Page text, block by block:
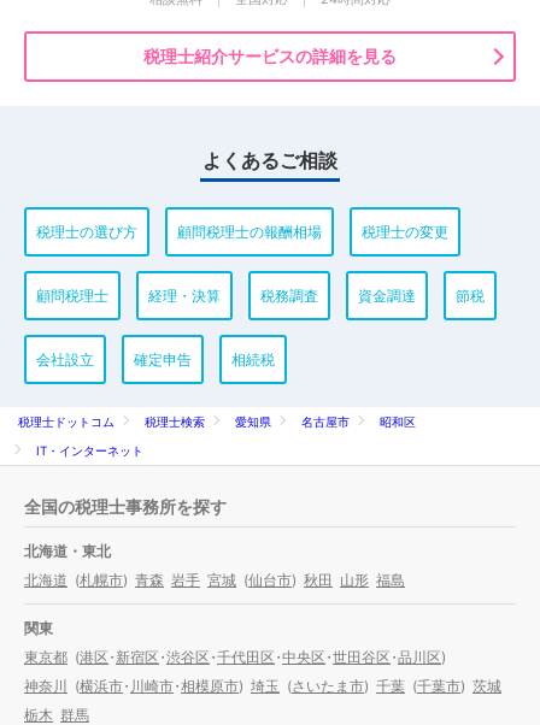
税理士紹介サービスの詳細を見る
よくあるご相談
税理士の選び方 顧問税理士の報酬相場 税理士の変更
顧問税理士 経理・決算 税務調査 資金調達 節税
会社設立 確定申告 相続税
税理士ドットコム 税理士検索 愛知県 名古屋市
昭和区
IT・インターネット
全国の税理士事務所を探す
北海道・東北
北海道 (札幌市) 青森 岩手 宮城 (仙台市) 秋田 山形 福島
関東
東京都 (港区・新宿区・渋谷区・千代田区・中央区・世田谷区・品川区)
神奈川
(横浜市・ 川崎市・相模原市) 埼玉 (さいたま市) 千葉 (千葉市) 茨城
栃木 群馬